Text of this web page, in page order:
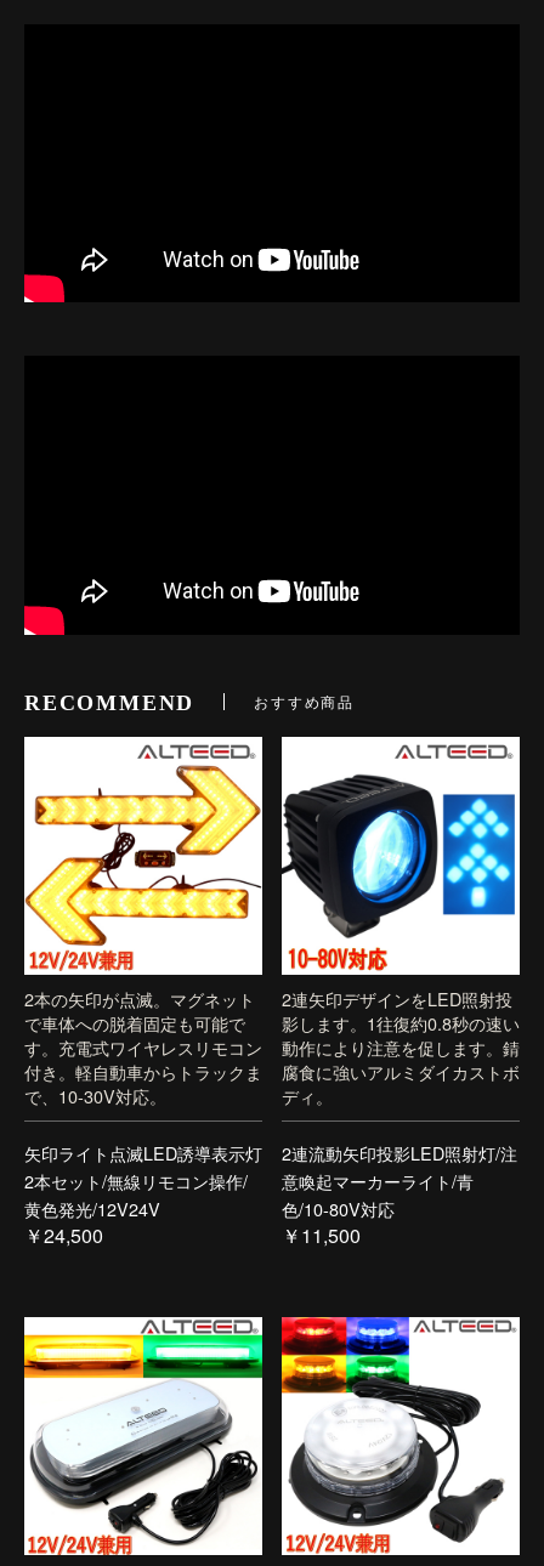
RECOMMEND おすすめ商品
2本の矢印が点滅。マグネット
で車体への脱着固定も可能で
す。充電式ワイヤレスリモコン
付き。軽自動車からトラックま
で、10-30V対応。
矢印ライト点滅LED誘導表示灯
2本セット/無線リモコン操作/
黄色発光/12V24V
￥24,500
2連矢印デザインをLED照射投
影します。1往復約0.8秒の速い
動作により注意を促します。錆
腐食に強いアルミダイカストボ
ディ。
2連流動矢印投影LED照射灯/注
意喚起マーカーライト/青
色/10-80V対応
￥11,500